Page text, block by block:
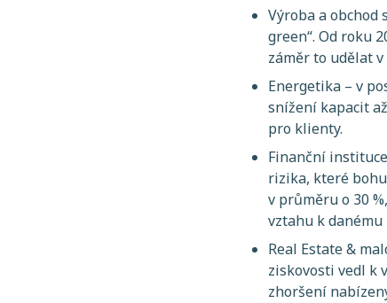
Výroba a
green“. Od roku
záměr to udělat
Energetika – v
snížení kapacit
pro klienty.
Finanční
rizika, které
v průměru o 30
vztahu k
Real Estate &
ziskovosti vedl k
zhoršení